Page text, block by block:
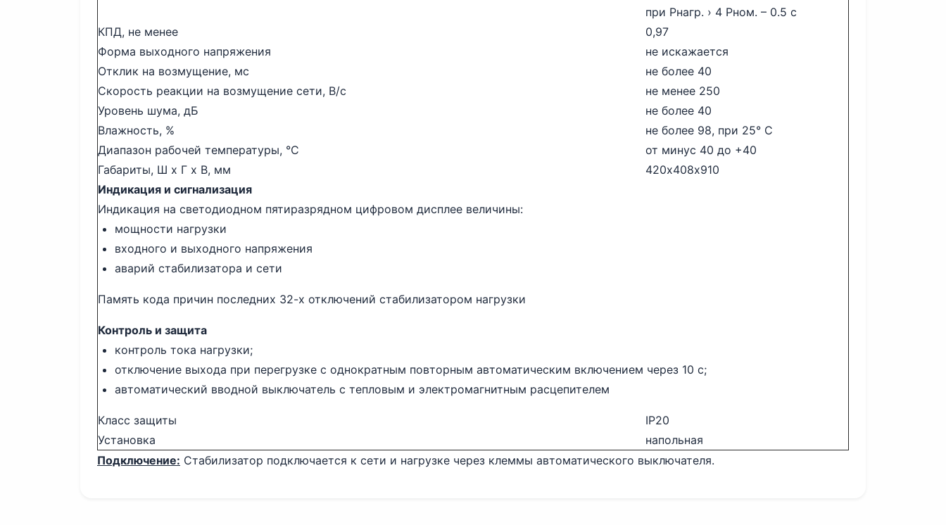
при Рнагр. › 4 Рном. – 0.5 с
КПД, не менее
0,97
Форма выходного напряжения
не искажается
Отклик на возмущение, мс
не более 40
Скорость реакции на возмущение сети, В/с
не менее 250
Уровень шума, дБ
не более 40
Влажность, %
не более 98, при 25° С
Диапазон рабочей температуры, °С
от минус 40 до +40
Габариты, Ш х Г х В, мм
420х408х910
Индикация и сигнализация
Индикация на светодиодном пятиразрядном цифровом дисплее величины:
мощности нагрузки
входного и выходного напряжения
аварий стабилизатора и сети
Память кода причин последних 32-х отключений стабилизатором нагрузки
Контроль и защита
контроль тока нагрузки;
отключение выхода при перегрузке с однократным повторным автоматическим включением через 10 с;
автоматический вводной выключатель с тепловым и электромагнитным расцепителем
Класс защиты
IP20
Установка
напольная
Подключение: Стабилизатор подключается к сети и нагрузке через клеммы автоматического выключателя.